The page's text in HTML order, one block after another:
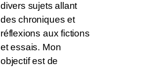
divers sujets allant
des chroniques et
réflexions aux fictions
et essais. Mon
objectif est de